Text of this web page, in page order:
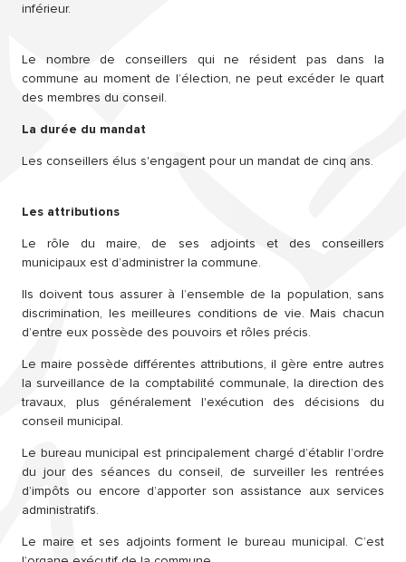
inférieur.
Le nombre de conseillers qui ne résident pas dans la
commune au moment de l’élection, ne peut excéder le quart
des membres du conseil.
La durée du mandat
Les conseillers élus s'engagent pour un mandat de cinq ans.
Les attributions
Le rôle du maire, de ses adjoints et des conseillers
municipaux est d’administrer la commune.
Ils doivent tous assurer à l’ensemble de la population, sans
discrimination, les meilleures conditions de vie. Mais chacun
d’entre eux possède des pouvoirs et rôles précis.
Le maire possède différentes attributions, il gère entre autres
la surveillance de la comptabilité communale, la direction des
travaux, plus généralement l'exécution des décisions du
conseil municipal.
Le bureau municipal est principalement chargé d’établir l’ordre
du jour des séances du conseil, de surveiller les rentrées
d’impôts ou encore d’apporter son assistance aux services
administratifs.
Le maire et ses adjoints forment le bureau municipal. C’est